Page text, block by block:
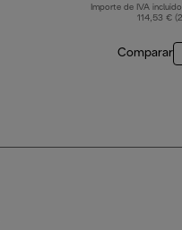
Importe de IVA
114,53 €
Comparar